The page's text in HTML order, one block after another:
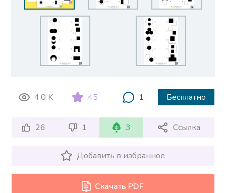
4.0 K 45 1 Бесплатно
26 1 3 Ссылка
Добавить в избранное
Скачать PDF